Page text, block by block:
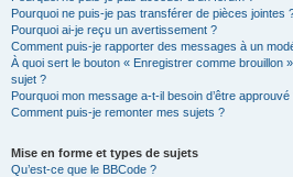
Pourquoi ne puis-je pas transférer de pièces jointes
Pourquoi ai-je reçu un avertissement ?
Comment puis-je rapporter des messages à un
À quoi sert le bouton « Enregistrer comme brouillon
sujet ?
Pourquoi mon message a-t-il besoin d’être approuvé
Comment puis-je remonter mes sujets ?
Mise en forme et types de sujets
Qu’est-ce que le BBCode ?